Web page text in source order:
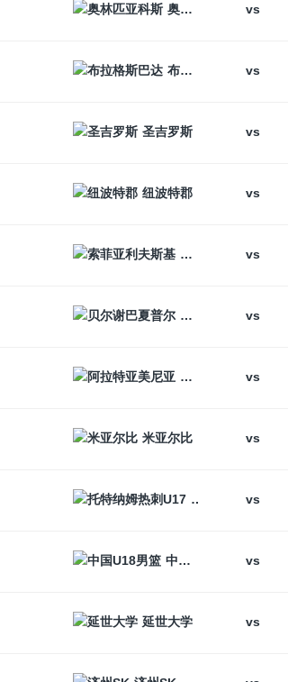
奥林匹亚科斯 vs
布拉格斯巴达 vs
圣吉罗斯 vs
纽波特郡 vs
索菲亚利夫斯基
vs
贝尔谢巴夏普尔
vs
阿拉特亚美尼亚
vs
米亚尔比 vs
托特纳姆热刺U17
vs
中国U18男篮 vs
延世大学 vs